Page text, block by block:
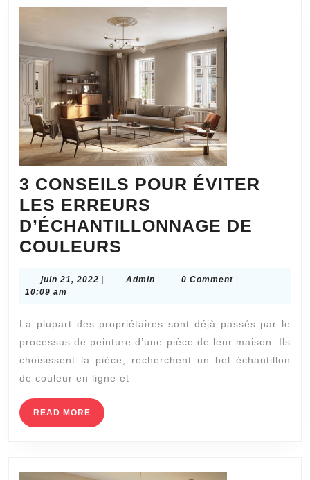
lave-
vaisselle
dans
une
cuisine
sur
mesure
?
3 CONSEILS POUR ÉVITER
LES ERREURS
D’ÉCHANTILLONNAGE DE
COULEURS
POUR
LES
ERREURS
juin 21, 2022 juin
AdminAdmin0 Comment
10:09 am
La plupart des propriétaires sont déjà passés par le
processus de peinture d’une pièce de leur maison. Ils
choisissent la pièce, recherchent un bel échantillon
de couleur en ligne et
READ MORE READ
MORE